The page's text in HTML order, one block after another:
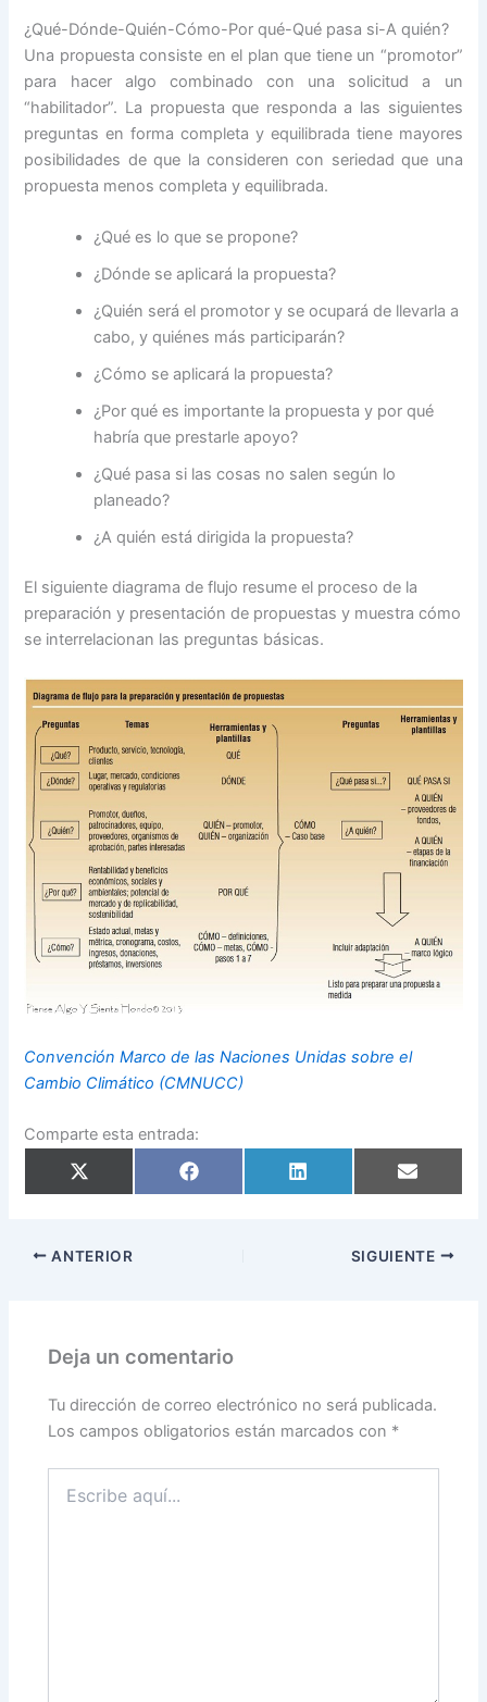
¿Qué-Dónde-Quién-Cómo-Por qué-Qué pasa si-A quién?
Una propuesta consiste en el plan que tiene un “promotor”
para hacer algo combinado con una solicitud a un
“habilitador”. La propuesta que responda a las siguientes
preguntas en forma completa y equilibrada tiene mayores
posibilidades de que la consideren con seriedad que una
propuesta menos completa y equilibrada.
¿Qué es lo que se propone?
¿Dónde se aplicará la propuesta?
¿Quién será el promotor y se ocupará de llevarla a
cabo, y quiénes más participarán?
¿Cómo se aplicará la propuesta?
¿Por qué es importante la propuesta y por qué
habría que prestarle apoyo?
¿Qué pasa si las cosas no salen según lo
planeado?
¿A quién está dirigida la propuesta?
El siguiente diagrama de flujo resume el proceso de la
preparación y presentación de propuestas y muestra cómo
se interrelacionan las preguntas básicas.
Convención Marco de las Naciones Unidas sobre el
Cambio Climático (CMNUCC)
Comparte esta entrada:
Compartir
en
Compartir
en
Compartir
en
Compartir
en
ANTERIOR SIGUIENTE
Deja un comentario
Tu dirección de correo electrónico no será publicada.
Los campos obligatorios están marcados con *
aquí...